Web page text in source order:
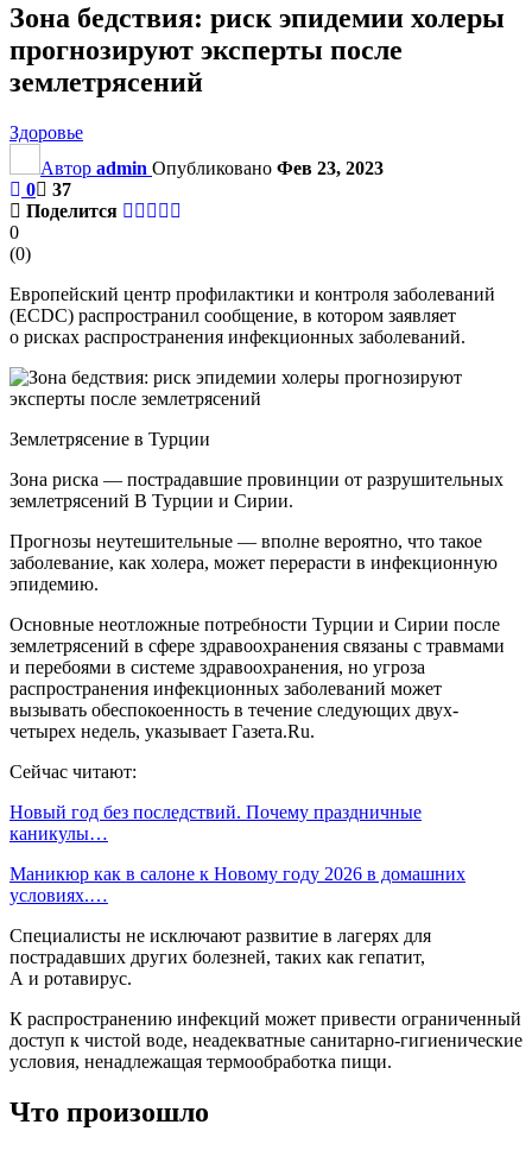
Зона бедствия: риск эпидемии холеры
прогнозируют эксперты после
землетрясений
Здоровье
Автор admin Опубликовано Фев 23, 2023
0
37
Поделится
0
(0)
Европейский центр профилактики и контроля заболеваний
(ECDC) распространил сообщение, в котором заявляет
о рисках распространения инфекционных заболеваний.
Землетрясение в Турции
Зона риска — пострадавшие провинции от разрушительных
землетрясений В Турции и Сирии.
Прогнозы неутешительные — вполне вероятно, что такое
заболевание, как холера, может перерасти в инфекционную
эпидемию.
Основные неотложные потребности Турции и Сирии после
землетрясений в сфере здравоохранения связаны с травмами
и перебоями в системе здравоохранения, но угроза
распространения инфекционных заболеваний может
вызывать обеспокоенность в течение следующих двух-
четырех недель, указывает Газета.Ru.
Сейчас читают:
Новый год без последствий. Почему праздничные
каникулы…
Маникюр как в салоне к Новому году 2026 в домашних
условиях.…
Специалисты не исключают развитие в лагерях для
пострадавших других болезней, таких как гепатит,
А и ротавирус.
К распространению инфекций может привести ограниченный
доступ к чистой воде, неадекватные санитарно-гигиенические
условия, ненадлежащая термообработка пищи.
Что произошло